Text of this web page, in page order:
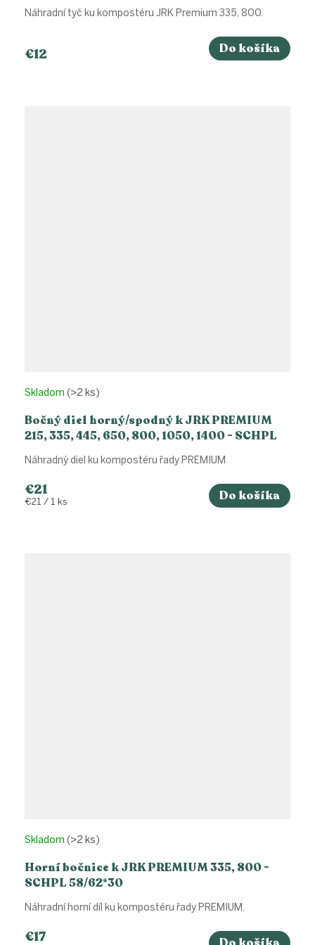
€12 Do košíka
Náhradní tyč ku kompostéru JRK Premium 335, 800.
Bočný diel horný/spodný k JRK PREMIUM
215, 335, 445, 650, 800, 1050, 1400 - SCHPL
Skladom (>2 ks)
€21
Jednotková
€21 / 1 ks Do košíka
Náhradný diel ku kompostéru řady PREMIUM
Horní bočnice k JRK PREMIUM 335, 800 -
SCHPL 58/62*30
Skladom (>2 ks)
€17
Náhradní horní díl ku kompostéru řady PREMIUM.